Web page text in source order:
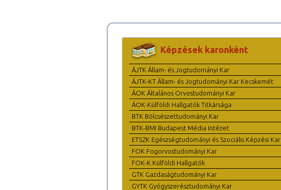
Képzések karonként
ÁJTK Állam- és Jogtudományi Kar
ÁJTK-KT Állam- és Jogtudományi Kar Kecskemét
ÁOK Általános Orvostudományi Kar
ÁOK-Külföldi Hallgatók Titkársága
BTK Bölcsészettudományi Kar
BTK-BMI Budapest Média Intézet
ETSZK Egészségtudományi és Szociális Képzési Kar
FOK Fogorvostudományi Kar
FOK-K Külföldi Hallgatók
GTK Gazdaságtudományi Kar
GYTK Gyógyszerésztudományi Kar